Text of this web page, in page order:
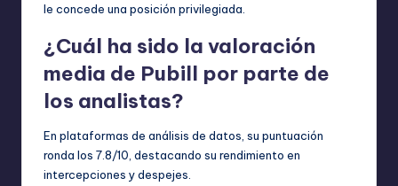
le concede una posición privilegiada.
¿Cuál ha sido la valoración
media de Pubill por parte de
los analistas?
En plataformas de análisis de datos, su puntuación
ronda los 7.8/10, destacando su rendimiento en
intercepciones y despejes.